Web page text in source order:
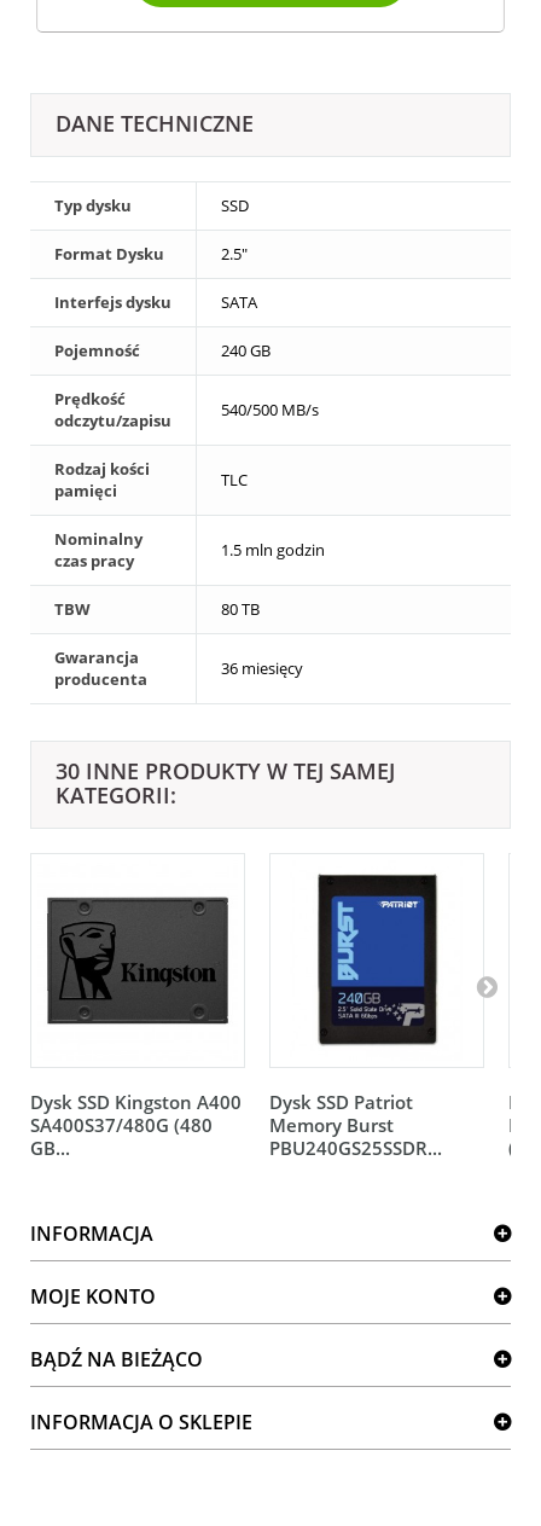
DANE TECHNICZNE
Typ dysku SSD
Format Dysku 2.5"
Interfejs dysku SATA
Pojemność 240 GB
Prędkość
odczytu/zapisu
540/500 MB/s
Rodzaj kości
pamięci
TLC
Nominalny
czas pracy
1.5 mln godzin
TBW 80 TB
Gwarancja
producenta
36 miesięcy
30 INNE PRODUKTY W TEJ SAMEJ
KATEGORII:
Dysk SSD Kingston A400
SA400S37/480G (480
GB...
Dysk SSD Patriot
Memory Burst
PBU240GS25SSDR...
INFORMACJA
MOJE KONTO
BĄDŹ NA BIEŻĄCO
INFORMACJA O SKLEPIE